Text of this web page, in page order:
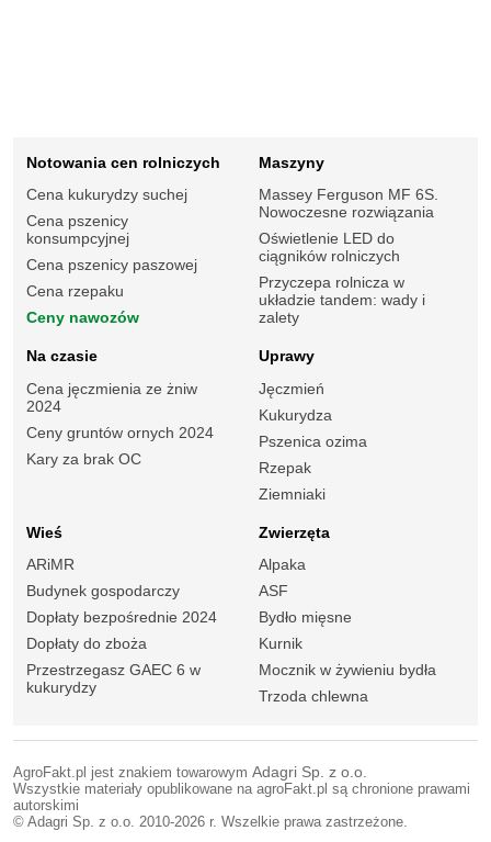
Notowania cen rolniczych
Cena kukurydzy suchej
Cena pszenicy
konsumpcyjnej
Cena pszenicy paszowej
Cena rzepaku
Ceny nawozów
Maszyny
Massey Ferguson MF 6S.
Nowoczesne rozwiązania
Oświetlenie LED do
ciągników rolniczych
Przyczepa rolnicza w
układzie tandem: wady i
zalety
Na czasie
Cena jęczmienia ze żniw
2024
Ceny gruntów ornych 2024
Kary za brak OC
Uprawy
Jęczmień
Kukurydza
Pszenica ozima
Rzepak
Ziemniaki
Wieś
ARiMR
Budynek gospodarczy
Dopłaty bezpośrednie 2024
Dopłaty do zboża
Przestrzegasz GAEC 6 w
kukurydzy
Zwierzęta
Alpaka
ASF
Bydło mięsne
Kurnik
Mocznik w żywieniu bydła
Trzoda chlewna
AgroFakt.pl jest znakiem towarowym Adagri Sp. z o.o.
Wszystkie materiały opublikowane na agroFakt.pl są chronione prawami
autorskimi
© Adagri Sp. z o.o. 2010-2026 r. Wszelkie prawa zastrzeżone.